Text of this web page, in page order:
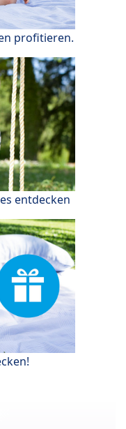
profitieren.
entdecken